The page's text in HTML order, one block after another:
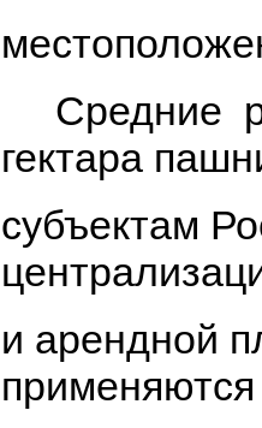
Средние
гектара
субъектам
и арендной